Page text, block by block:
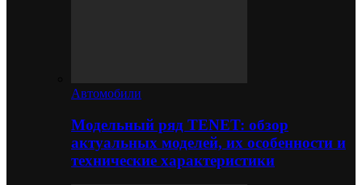
Автомобили
Модельный ряд TENET: обзор
актуальных моделей, их особенности и
технические характеристики